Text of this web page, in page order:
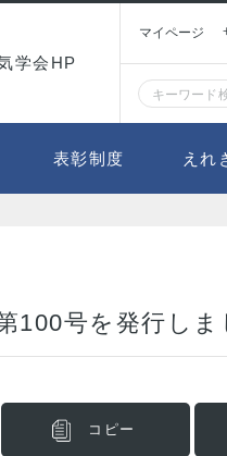
学会HP
マイページ
表彰制度 えれ
100号を発行しま
コピー